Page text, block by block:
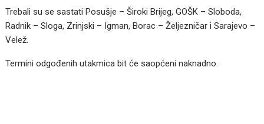
Trebali su se sastati Posušje – Široki Brijeg, GOŠK – Sloboda,
Radnik – Sloga, Zrinjski – Igman, Borac – Željezničar i Sarajevo –
Velež.
Termini odgođenih utakmica bit će saopćeni naknadno.